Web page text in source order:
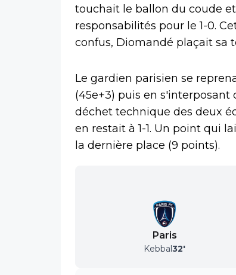
touchait le ballon du coude
responsabilités pour le 1-0.
confus, Diomandé plaçait sa
Le gardien parisien se
(45e+3) puis en s'interposant
déchet technique des deux
en restait à 1-1. Un point qui
la dernière place (9 points).
Paris
Kebbal32'